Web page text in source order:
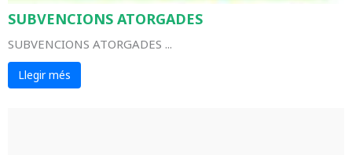
SUBVENCIONS ATORGADES
SUBVENCIONS ATORGADES ...
Llegir més